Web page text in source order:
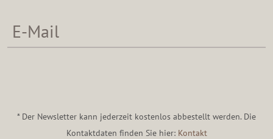
* Der Newsletter kann jederzeit kostenlos abbestellt werden. Die
Kontaktdaten finden Sie hier: Kontakt